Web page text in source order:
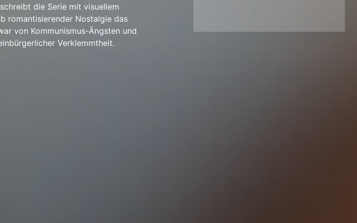
die Serie mit visuellem
romantisierender Nostalgie das
von Kommunismus-Ängsten und
Verklemmtheit.